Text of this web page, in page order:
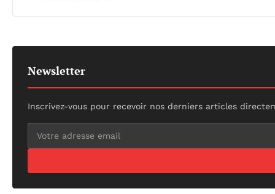
Newsletter
Inscrivez-vous pour recevoir nos derniers articles